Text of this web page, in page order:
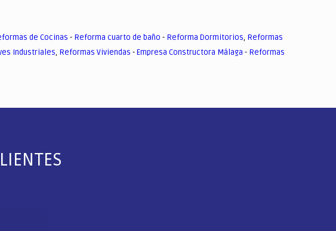
de Cocinas - Reforma cuarto de baño - Reforma Dormitorios, Reformas
Industriales, Reformas Viviendas -Empresa Constructora Málaga - Reformas